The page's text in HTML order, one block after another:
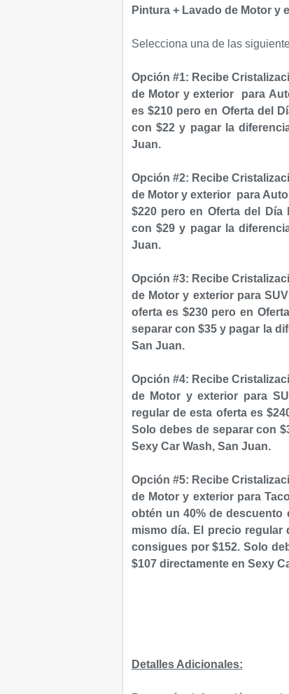
Pintura + Lavado de Motor y
Selecciona una de las
Opción #1: Recibe
de Motor yexterior para
es $210 pero en Oferta del
con $22 y pagar la
Juan.
Opción #2: Recibe
de Motor yexterior para
$220 pero en Oferta del Día
con $29 y pagar la
Juan.
Opción #3: Recibe
de Motor y exterior para
oferta es $230 pero en
separar con $35 y pagar la
San Juan.
Opción #4: Recibe
de Motor yexterior para
regular de esta oferta es
Solo debes de separar con
Sexy Car Wash, San Juan.
Opción #5: Recibe
de Motor y exterior para
obtén un 40% de
mismo día. El precio regular
consigues por $152. Solo
$107 directamente en Sexy
Detalles Adicionales: